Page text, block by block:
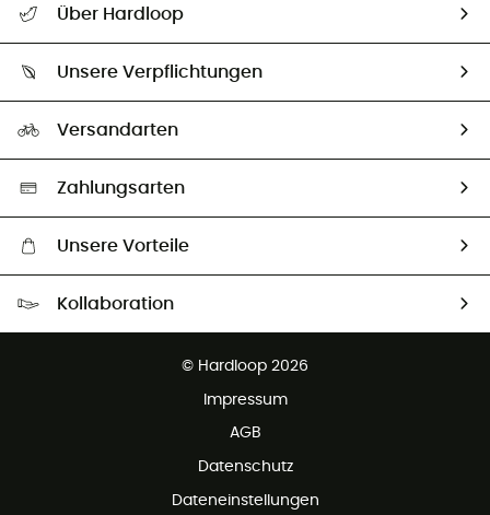
Größentabelle
Über Hardloop
Unsere Botschafter
Unsere Verpflichtungen
Auswahl an nachhaltigen Produkten
Versandarten
Zahlungsarten
Unsere Vorteile
Kollaboration
© Hardloop 2026
Impressum
AGB
Datenschutz
Dateneinstellungen